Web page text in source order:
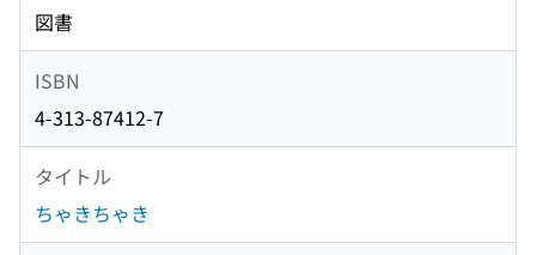
図書
ISBN
4-313-87412-7
タイトル
ちゃきちゃき